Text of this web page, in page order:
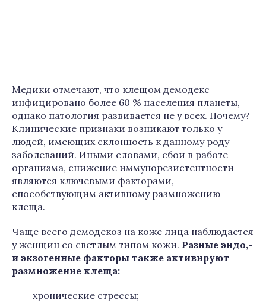
Медики отмечают, что клещом демодекс
инфицировано более 60 % населения планеты,
однако патология развивается не у всех. Почему?
Клинические признаки возникают только у
людей, имеющих склонность к данному роду
заболеваний. Иными словами, сбои в работе
организма, снижение иммунорезистентности
являются ключевыми факторами,
способствующим активному размножению
клеща.
Чаще всего демодекоз на коже лица наблюдается
у женщин со светлым типом кожи. Разные эндо,-
и экзогенные факторы также активируют
размножение клеща:
хронические стрессы;